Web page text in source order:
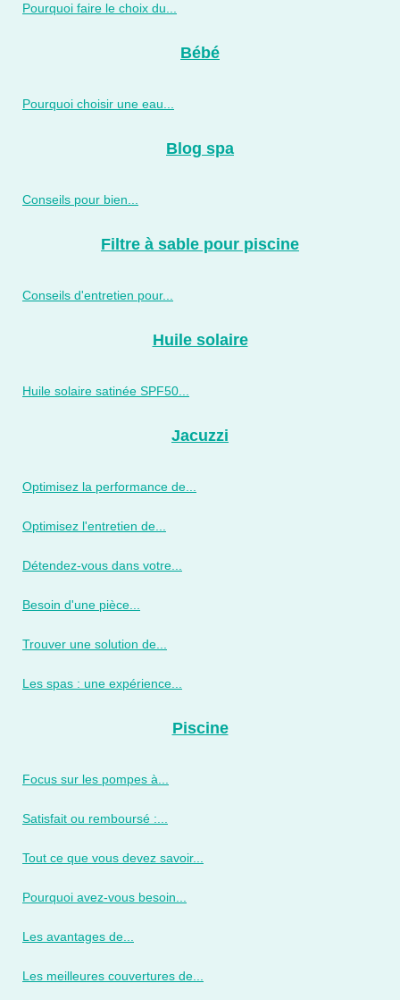
Pourquoi faire le choix du...
Bébé
Pourquoi choisir une eau...
Blog spa
Conseils pour bien...
Filtre à sable pour piscine
Conseils d'entretien pour...
Huile solaire
Huile solaire satinée SPF50...
Jacuzzi
Optimisez la performance de...
Optimisez l'entretien de...
Détendez-vous dans votre...
Besoin d'une pièce...
Trouver une solution de...
Les spas : une expérience...
Piscine
Focus sur les pompes à...
Satisfait ou remboursé :...
Tout ce que vous devez savoir...
Pourquoi avez-vous besoin...
Les avantages de...
Les meilleures couvertures de...